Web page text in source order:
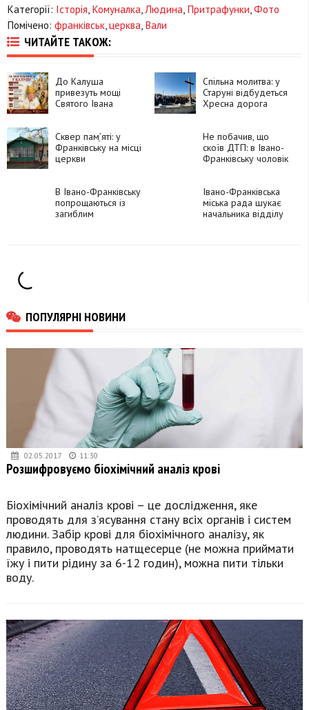
Категорії: Історія Комуналка Людина Притрафунки Фото
Помічено: франківськ церква Вали
ЧИТАЙТЕ ТАКОЖ:
До Калуша
привезуть мощі
Святого Івана
Спільна молитва: у
Старуні відбудеться
Хресна дорога
Сквер памֵ’яті: у
Франківську на місці
церкви
планують
облаштувати сквер
Не побачив, що
скоїв ДТП: в Івано-
Франківську чоловік
В Івано-Франківську
попрощаються із
загиблим
Івано-Франківська
міська рада шукає
начальника відділу
ПОПУЛЯРНІ НОВИНИ
02.05.2017 11:30
Розшифровуємо біохімічний аналіз крові
Біохімічний аналіз крові – це дослідження, яке
проводять для з’ясування стану всіх органів і систем
людини. Забір крові для біохімічного аналізу, як
правило, проводять натщесерце (не можна приймати
їжу і пити рідину за 6-12 годин), можна пити тільки
воду.